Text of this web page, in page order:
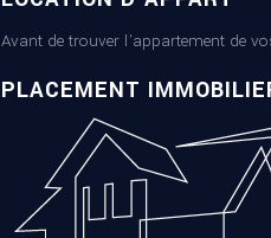
Avant de trouver l’appartement de
PLACEMENT